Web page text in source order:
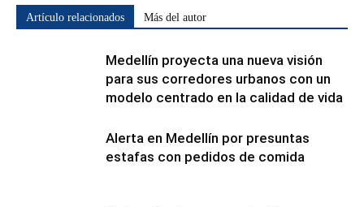
Artículo relacionados Más del autor
Medellín proyecta una nueva visión
para sus corredores urbanos con un
modelo centrado en la calidad de vida
Alerta en Medellín por presuntas
estafas con pedidos de comida